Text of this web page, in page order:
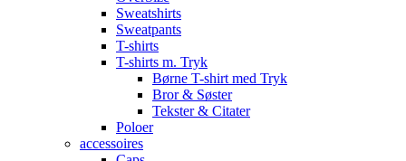
Sweatshirts
Sweatpants
T-shirts
T-shirts m. Tryk
Børne T-shirt med Tryk
Bror & Søster
Tekster & Citater
Poloer
accessoires